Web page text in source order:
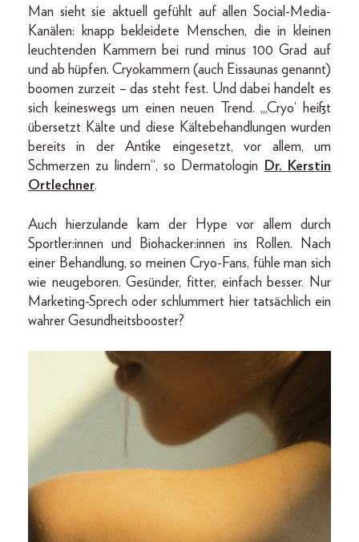
Man sieht sie aktuell gefühlt auf allen Social-Media-
Kanälen: knapp bekleidete Menschen, die in kleinen
leuchtenden Kammern bei rund minus 100 Grad auf
und ab hüpfen. Cryokammern (auch Eissaunas genannt)
boomen zurzeit – das steht fest. Und dabei handelt es
sich keineswegs um einen neuen Trend. „‚Cryo‘ heißt
übersetzt Kälte und diese Kältebehandlungen wurden
bereits in der Antike eingesetzt, vor allem, um
Schmerzen zu lindern“, so Dermatologin Dr. Kerstin
Ortlechner.
Auch hierzulande kam der Hype vor allem durch
Sportler:innen und Biohacker:innen ins Rollen. Nach
einer Behandlung, so meinen Cryo-Fans, fühle man sich
wie neugeboren. Gesünder, fitter, einfach besser. Nur
Marketing-Sprech oder schlummert hier tatsächlich ein
wahrer Gesundheitsbooster?